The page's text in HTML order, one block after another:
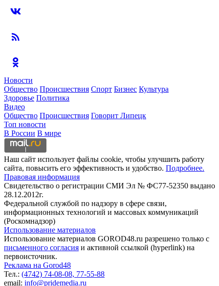
Новости
Общество Происшествия Спорт Бизнес Культура
Здоровье Политика
Видео
Общество Происшествия Говорит Липецк
Топ новости
В России В мире
Наш сайт использует файлы cookie, чтобы улучшить работу
сайта, повысить его эффективность и удобство. Подробнее.
Правовая информация
Свидетельство о регистрации СМИ Эл № ФС77-52350 выдано
28.12.2012г.
Федеральной службой по надзору в сфере связи,
информационных технологий и массовых коммуникаций
(Роскомнадзор)
Использование материалов
Использование материалов GOROD48.ru разрешено только с
письменного согласия и активной ссылкой (hyperlink) на
первоисточник.
Реклама на Gorod48
Тел.: (4742) 74-08-08, 77-55-88
email: info@pridemedia.ru